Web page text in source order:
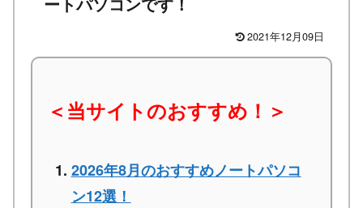
2021年12月09日
＜当サイトのおすすめ！＞
2026年8月のおすすめノートパソコ
ン12選！